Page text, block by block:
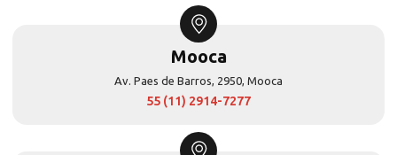
Mooca
Av. Paes de Barros, 2950, Mooca
55 (11) 2914-7277